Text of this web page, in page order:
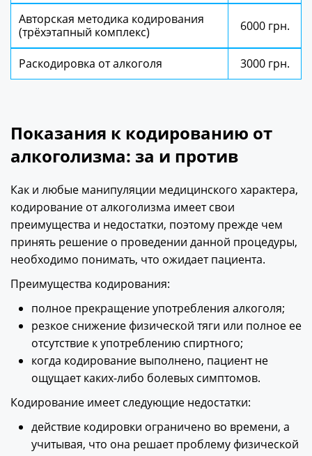
Авторская методика кодирования
(трёхэтапный комплекс)
6000 грн.
Раскодировка от алкоголя 3000 грн.
Показания к кодированию от
алкоголизма: за и против
Как и любые манипуляции медицинского характера,
кодирование от алкоголизма имеет свои
преимущества и недостатки, поэтому прежде чем
принять решение о проведении данной процедуры,
необходимо понимать, что ожидает пациента.
Преимущества кодирования:
полное прекращение употребления алкоголя;
резкое снижение физической тяги или полное ее
отсутствие к употреблению спиртного;
когда кодирование выполнено, пациент не
ощущает каких-либо болевых симптомов.
Кодирование имеет следующие недостатки:
действие кодировки ограничено во времени, а
учитывая, что она решает проблему физической